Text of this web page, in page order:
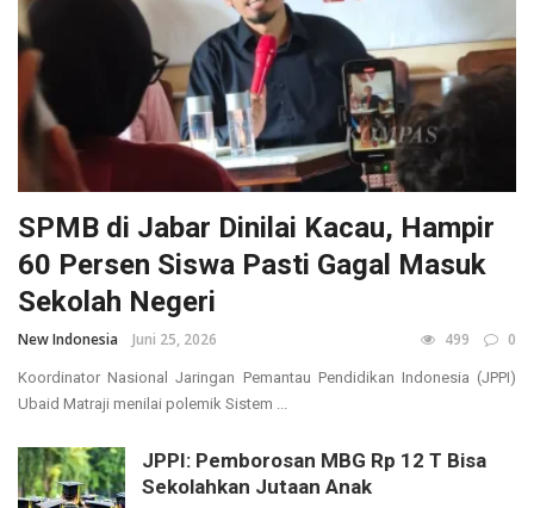
SPMB di Jabar Dinilai Kacau, Hampir
60 Persen Siswa Pasti Gagal Masuk
Sekolah Negeri
New Indonesia Juni 25, 2026 499 0
Koordinator Nasional Jaringan Pemantau Pendidikan Indonesia (JPPI)
Ubaid Matraji menilai polemik Sistem ...
JPPI: Pemborosan MBG Rp 12 T Bisa
Sekolahkan Jutaan Anak